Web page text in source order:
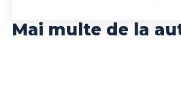
Mai multe de la